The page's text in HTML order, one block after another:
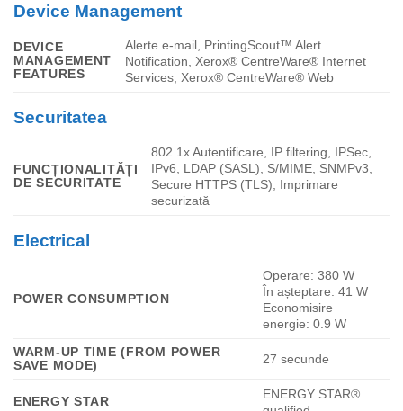
Device Management
DEVICE
MANAGEMENT
FEATURES
Alerte e-mail, PrintingScout™ Alert
Notification, Xerox® CentreWare® Internet
Services, Xerox® CentreWare® Web
Securitatea
FUNCȚIONALITĂȚI
DE SECURITATE
802.1x Autentificare, IP filtering, IPSec,
IPv6, LDAP (SASL), S/MIME, SNMPv3,
Secure HTTPS (TLS), Imprimare
securizată
Electrical
POWER CONSUMPTION
Operare:380 W
În așteptare:41 W
Economisire
energie:0.9 W
WARM-UP TIME (FROM POWER
SAVE MODE)
27 secunde
ENERGY STAR
ENERGY STAR®